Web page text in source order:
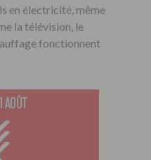
en électricité, même
la télévision, le
fonctionnent